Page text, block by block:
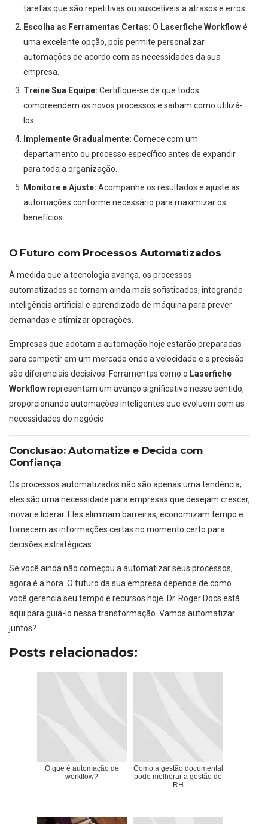
tarefas que são repetitivas ou suscetíveis a atrasos e erros.
Escolha as Ferramentas Certas: O Laserfiche Workflowé
uma excelente opção, pois permite personalizar
automações de acordo com as necessidades da sua
empresa.
Treine Sua Equipe: Certifique-se de que todos
compreendem os novos processos e saibam como utilizá-
los.
Implemente Gradualmente: Comece com um
departamento ou processo específico antes de expandir
para toda a organização.
Monitore e Ajuste: Acompanhe os resultados e ajuste as
automações conforme necessário para maximizar os
benefícios.
O Futuro com Processos Automatizados
À medida que a tecnologia avança, os processos
automatizados se tornam ainda mais sofisticados, integrando
inteligência artificial e aprendizado de máquina para prever
demandas e otimizar operações.
Empresas que adotam a automação hoje estarão preparadas
para competir em um mercado onde a velocidade e a precisão
são diferenciais decisivos. Ferramentas como o Laserfiche
Workflowrepresentam um avanço significativo nesse sentido,
proporcionando automações inteligentes que evoluem com as
necessidades do negócio.
Conclusão: Automatize e Decida com
Confiança
Os processos automatizados não são apenas uma tendência;
eles são uma necessidade para empresas que desejam crescer,
inovar e liderar. Eles eliminam barreiras, economizam tempo e
fornecem as informações certas no momento certo para
decisões estratégicas.
Se você ainda não começou a automatizar seus processos,
agora é a hora. O futuro da sua empresa depende de como
você gerencia seu tempo e recursos hoje. Dr. Roger Docs está
aqui para guiá-lo nessa transformação. Vamos automatizar
juntos?
Posts relacionados:
O que é automação de
workflow?
Como a gestão documental
pode melhorar a gestão de
RH